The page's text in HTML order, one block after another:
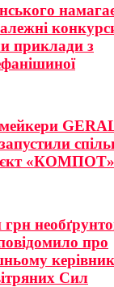
приклади з
«КОМПОТ»
про
Сил